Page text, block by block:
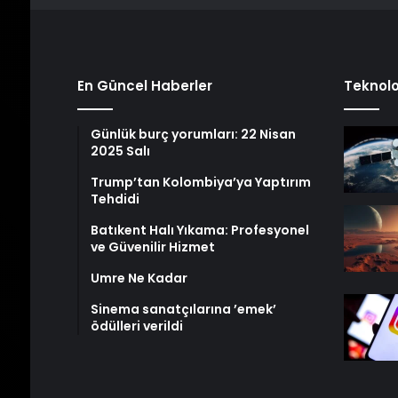
En Güncel Haberler
Günlük burç yorumları: 22 Nisan
2025 Salı
Trump’tan Kolombiya’ya Yaptırım
Tehdidi
Batıkent Halı Yıkama: Profesyonel
ve Güvenilir Hizmet
Umre Ne Kadar
Sinema sanatçılarına ’emek’
ödülleri verildi